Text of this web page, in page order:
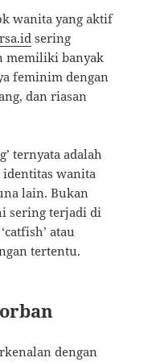
wanita yang aktif
sering
memiliki banyak
feminim dengan
dan riasan
ternyata adalah
identitas wanita
lain. Bukan
sering terjadi di
atau
tertentu.
dengan